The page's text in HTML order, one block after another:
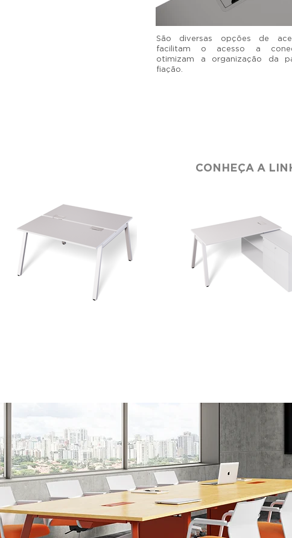
São diversas opções de
facilitam o acesso a
otimizam a organização da
fiação.
CONHEÇA A